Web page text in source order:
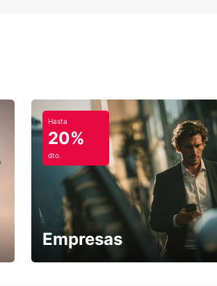
Hasta
20%
dto.
Empresas